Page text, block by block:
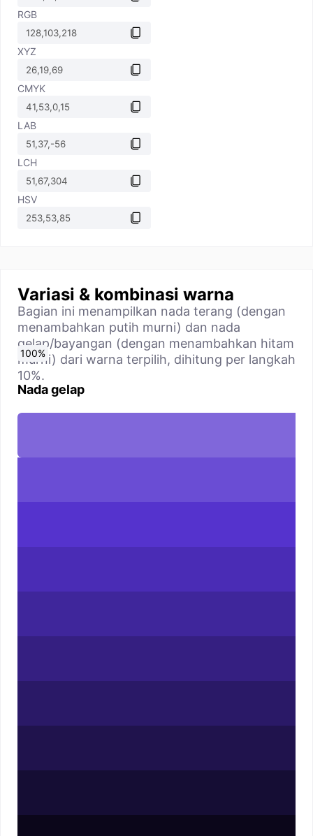
RGB
XYZ
CMYK
LAB
LCH
HSV
Variasi & kombinasi warna
Bagian ini menampilkan nada terang (dengan
menambahkan putih murni) dan nada
gelap/bayangan (dengan menambahkan hitam
murni) dari warna terpilih, dihitung per langkah
10%.
Nada gelap
0%
10%
20%
30%
40%
50%
60%
70%
80%
90%
100%